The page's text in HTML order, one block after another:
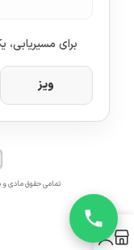
برای مسیریابی،
ویز
تمامی حقوق مادی و